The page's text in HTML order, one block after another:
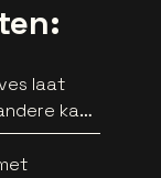
laat
kant